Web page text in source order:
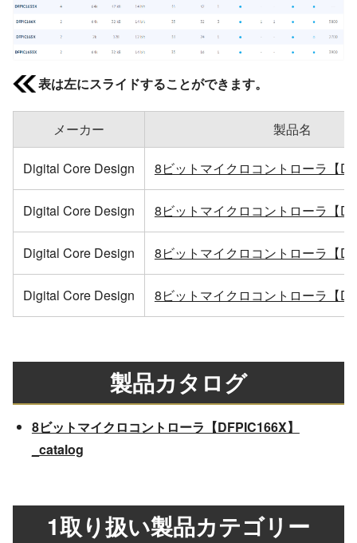
表は左にスライドすることができます。
メーカー 製品名
Digital Core Design 8ビットマイクロコントローラ【
Digital Core Design 8ビットマイクロコントローラ【
Digital Core Design 8ビットマイクロコントローラ【
Digital Core Design 8ビットマイクロコントローラ【
製品カタログ
8ビットマイクロコントローラ【DFPIC166X】
_catalog
1取り扱い製品カテゴリー